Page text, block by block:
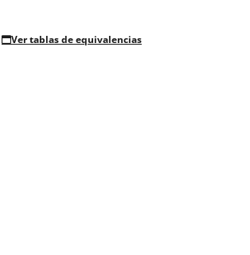
Ver tablas de equivalencias